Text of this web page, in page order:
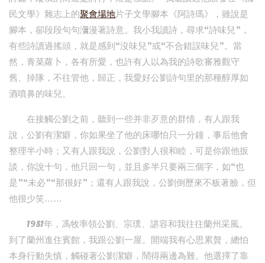
民文學》雜志上的聚會場地片子文學腳本《阿詩瑪》，雖說是
腳本，卻段段句句瀰漫著詩意。我小我讀詩，尋求“詩味兒”，
有些詩讀過搖頭，就是感到“沒味兒”或“不合錯誤味兒”。當
然，青菜蘿卜，各有所愛，也許有人以為我的詩歌審雅觀守
舊、掉隊，不往管他，歸正，我愛好公劉詩句里的那種醇厚如
酒噴鼻的味兒。
在接觸公劉之前，聽到一些并非歹意的群情，有人跟我
說，公劉有潔癖，你如果坐了他的床哪怕只一分鐘，事后他會
整理半小時；又有人跟我說，公劉對人很和睦，可是你跟他扳
談，你說十句，他只回一句，並且多半只要兩三個字，如“也
是”“未必”“那很好”；還有人跟我說，公劉倒歷來不板著臉，但
他很少笑……
1981年，馮牧率領公劉、宗璞、諶容和我往往蘭州采風。
到了蘭州進住賓館，我跟公劉一屋。開端我有心思累贅，總怕
本身行動失慎，觸碰著公劉潔癖，鬧得兩邊為難。他選擇了靠